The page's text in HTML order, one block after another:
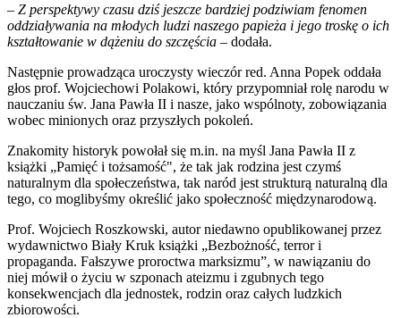
– Z perspektywy czasu dziś jeszcze bardziej podziwiam fenomen
oddziaływania na młodych ludzi naszego papieża i jego troskę o ich
kształtowanie w dążeniu do szczęścia – dodała.
Następnie prowadząca uroczysty wieczór red. Anna Popek oddała
głos prof. Wojciechowi Polakowi, który przypomniał rolę narodu w
nauczaniu św. Jana Pawła II i nasze, jako wspólnoty, zobowiązania
wobec minionych oraz przyszłych pokoleń.
Znakomity historyk powołał się m.in. na myśl Jana Pawła II z
książki „Pamięć i tożsamość", że tak jak rodzina jest czymś
naturalnym dla społeczeństwa, tak naród jest strukturą naturalną dla
tego, co moglibyśmy określić jako społeczność międzynarodową.
Prof. Wojciech Roszkowski, autor niedawno opublikowanej przez
wydawnictwo Biały Kruk książki „Bezbożność, terror i
propaganda. Fałszywe proroctwa marksizmu”, w nawiązaniu do
niej mówił o życiu w szponach ateizmu i zgubnych tego
konsekwencjach dla jednostek, rodzin oraz całych ludzkich
zbiorowości.